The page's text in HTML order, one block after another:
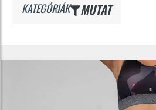
KATEGÓRIÁK MUTAT